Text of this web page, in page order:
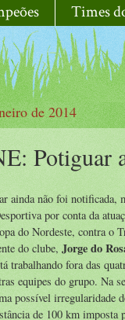
Times
de 2014
Potiguar
ainda não foi notificada,
por conta da
do Nordeste, contra o
do clube, Jorge do
trabalhando fora das
equipes do grupo. Na
possível irregularidade
de 100 km imposta